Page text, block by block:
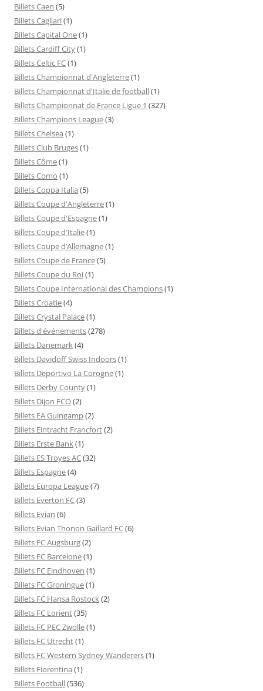
Billets Caen (5)
Billets Cagliari(1)
Billets Capital One(1)
Billets Cardiff City(1)
Billets Celtic FC(1)
Billets Championnat d'Angleterre(1)
Billets Championnat d'Italie de football(1)
Billets Championnat de France Ligue 1 (327)
Billets Champions League(3)
Billets Chelsea (1)
Billets Club Bruges(1)
Billets Côme(1)
Billets Como (1)
Billets Coppa Italia (5)
Billets Coupe d'Angleterre(1)
Billets Coupe d'Espagne(1)
Billets Coupe d'Italie(1)
Billets Coupe d’Allemagne(1)
Billets Coupe de France(5)
Billets Coupe du Roi(1)
Billets Coupe International des Champions(1)
Billets Croatie(4)
Billets Crystal Palace(1)
Billets d'événements(278)
Billets Danemark(4)
Billets Davidoff Swiss Indoors(1)
Billets Deportivo La Corogne(1)
Billets Derby County(1)
Billets Dijon FCO(2)
Billets EA Guingamp(2)
Billets Eintracht Francfort(2)
Billets Erste Bank(1)
Billets ES Troyes AC(32)
Billets Espagne(4)
Billets Europa League(7)
Billets Everton FC(3)
Billets Evian (6)
Billets Evian Thonon Gaillard FC(6)
Billets FC Augsburg(2)
Billets FC Barcelone(1)
Billets FC Eindhoven (1)
Billets FC Groningue(1)
Billets FC Hansa Rostock(2)
Billets FC Lorient(35)
Billets FC PEC Zwolle(1)
Billets FC Utrecht(1)
Billets FC Western Sydney Wanderers(1)
Billets Fiorentina (1)
Billets Football(536)